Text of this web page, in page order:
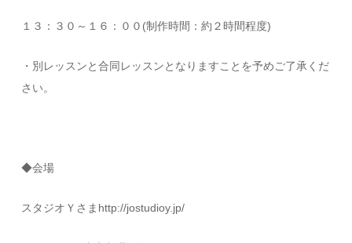
１３：３０～１６：００(制作時間：約２時間程度)
・別レッスンと合同レッスンとなりますことを予めご了承くだ
さい。
◆会場
スタジオＹさまhttp://jostudioy.jp/